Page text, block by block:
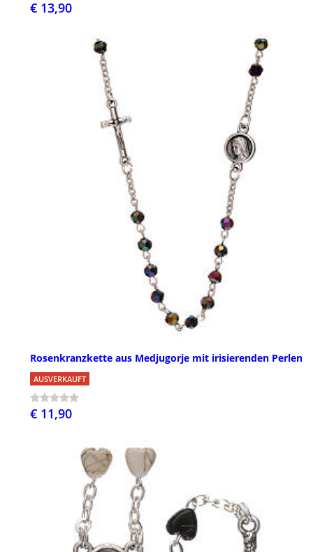
€ 13,90
Rosenkranzkette aus Medjugorje mit irisierenden Perlen
AUSVERKAUFT
€ 11,90